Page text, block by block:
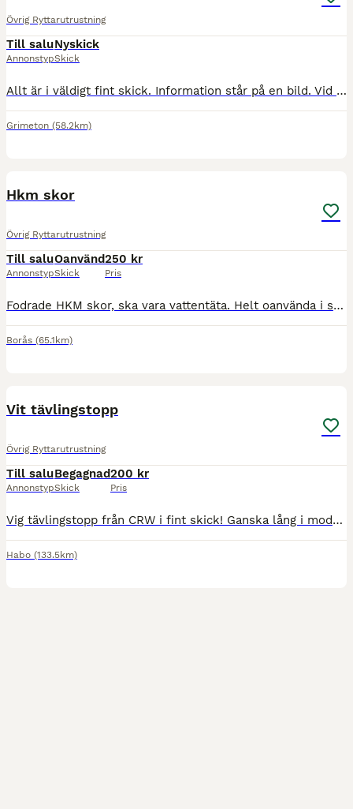
Övrig Ryttarutrustning
Till salu
Annonstyp
Nyskick
Skick
Allt är i väldigt fint skick. Information står på en bild. Vid frågor eller funderingar är det bara att höra av er🥰
Grimeton (58.2km)
Hkm skor
Övrig Ryttarutrustning
Till salu
Annonstyp
Oanvänd
Skick
250 kr
Pris
Fodrade HKM skor, ska vara vattentäta. Helt oanvända i strl 35. Bruna Köpare står för eventuell frakt
Borås (65.1km)
Vit tävlingstopp
Övrig Ryttarutrustning
Till salu
Annonstyp
Begagnad
Skick
200 kr
Pris
Vig tävlingstopp från CRW i fint skick! Ganska lång i modellen men väldigt skön. Fina detaljer uppe vid dragkedjan. Storlek XS Kan hämtas i Habo området eller skickas 200kr
Habo (133.5km)